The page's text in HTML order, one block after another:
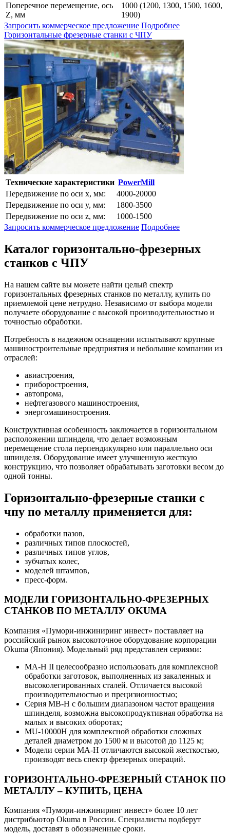
Поперечное перемещение, ось
Z, мм
1000 (1200, 1300, 1500, 1600,
1900)
Запросить коммерческое предложение Подробнее
Горизонтальные фрезерные станки с ЧПУ
Технические характеристики PowerMill
Передвижение по оси x, мм:
4000-20000
Передвижение по оси y, мм:
1800-3500
Передвижение по оси z, мм:
1000-1500
Запросить коммерческое предложение Подробнее
Каталог горизонтально-фрезерных
станков с ЧПУ
На нашем сайте вы можете найти целый спектр
горизонтальных фрезерных станков по металлу, купить по
приемлемой цене нетрудно. Независимо от выбора модели
получаете оборудование с высокой производительностью и
точностью обработки.
Потребность в надежном оснащении испытывают крупные
машиностроительные предприятия и небольшие компании из
отраслей:
авиастроения,
приборостроения,
автопрома,
нефтегазового машиностроения,
энергомашиностроения.
Конструктивная особенность заключается в горизонтальном
расположении шпинделя, что делает возможным
перемещение стола перпендикулярно или параллельно оси
шпинделя. Оборудование имеет улучшенную жесткую
конструкцию, что позволяет обрабатывать заготовки весом до
одной тонны.
Горизонтально-фрезерные станки с
чпу по металлу применяется для:
обработки пазов,
различных типов плоскостей,
различных типов углов,
зубчатых колес,
моделей штампов,
пресс-форм.
МОДЕЛИ ГОРИЗОНТАЛЬНО-ФРЕЗЕРНЫХ
СТАНКОВ ПО МЕТАЛЛУ OKUMA
Компания «Пумори-инжиниринг инвест» поставляет на
российский рынок высокоточное оборудование корпорации
Okuma (Япония). Модельный ряд представлен сериями:
MA-H II целесообразно использовать для комплексной
обработки заготовок, выполненных из закаленных и
высоколегированных сталей. Отличается высокой
производительностью и прецизионностью;
Серия MB-H с большим диапазоном частот вращения
шпинделя, возможна высокопродуктивная обработка на
малых и высоких оборотах;
MU-10000H для комплексной обработки сложных
деталей диаметром до 1500 м и высотой до 1125 м;
Модели серии МА-Н отличаются высокой жесткостью,
производят весь спектр фрезерных операций.
ГОРИЗОНТАЛЬНО-ФРЕЗЕРНЫЙ СТАНОК ПО
МЕТАЛЛУ – КУПИТЬ, ЦЕНА
Компания «Пумори-инжиниринг инвест» более 10 лет
дистрибьютор Okuma в России. Специалисты подберут
модель, доставят в обозначенные сроки.